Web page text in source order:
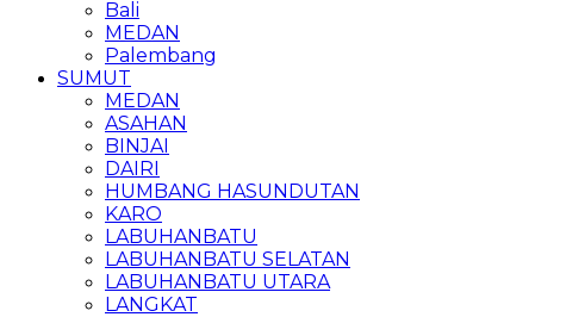
Bali
MEDAN
Palembang
SUMUT
MEDAN
ASAHAN
BINJAI
DAIRI
HUMBANG HASUNDUTAN
KARO
LABUHANBATU
LABUHANBATU SELATAN
LABUHANBATU UTARA
LANGKAT